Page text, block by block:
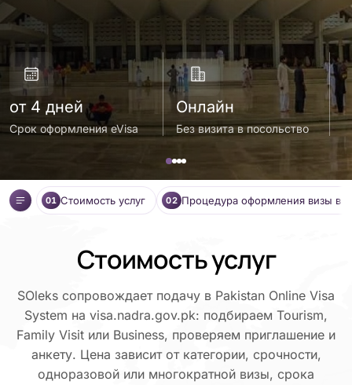
от 4 дней
Срок оформления eVisa
Онлайн
Без визита в посольство
01 Стоимость услуг 02 Процедура оформления визы в
Стоимость услуг
SOleks сопровождает подачу в Pakistan Online Visa
System на visa.nadra.gov.pk: подбираем Tourism,
Family Visit или Business, проверяем приглашение и
анкету. Цена зависит от категории, срочности,
одноразовой или многократной визы, срока